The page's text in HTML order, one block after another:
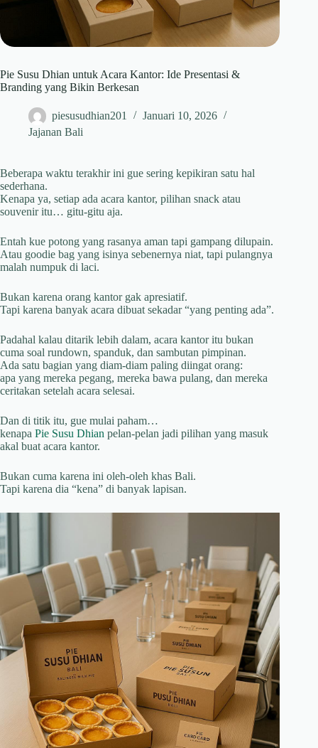
Pie Susu Dhian untuk Acara Kantor: Ide Presentasi &
Branding yang Bikin Berkesan
piesusudhian201
Januari 10, 2026
Jajanan Bali
Beberapa waktu terakhir ini gue sering kepikiran satu hal
sederhana.
Kenapa ya, setiap ada acara kantor, pilihan snack atau
souvenir itu… gitu-gitu aja.
Entah kue potong yang rasanya aman tapi gampang dilupain.
Atau goodie bag yang isinya sebenernya niat, tapi pulangnya
malah numpuk di laci.
Bukan karena orang kantor gak apresiatif.
Tapi karena banyak acara dibuat sekadar “yang penting ada”.
Padahal kalau ditarik lebih dalam, acara kantor itu bukan
cuma soal rundown, spanduk, dan sambutan pimpinan.
Ada satu bagian yang diam-diam paling diingat orang:
apa yang mereka pegang, mereka bawa pulang, dan mereka
ceritakan setelah acara selesai.
Dan di titik itu, gue mulai paham…
kenapa Pie Susu Dhian pelan-pelan jadi pilihan yang masuk
akal buat acara kantor.
Bukan cuma karena ini oleh-oleh khas Bali.
Tapi karena dia “kena” di banyak lapisan.